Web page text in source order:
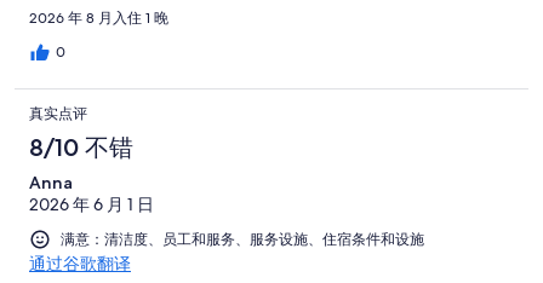
2026 年 8 月入住 1 晚
0
真实点评
8/10 不错
Anna
2026 年 6 月 1 日
满意：清洁度、员工和服务、服务设施、住宿条件和设施
通过谷歌翻译